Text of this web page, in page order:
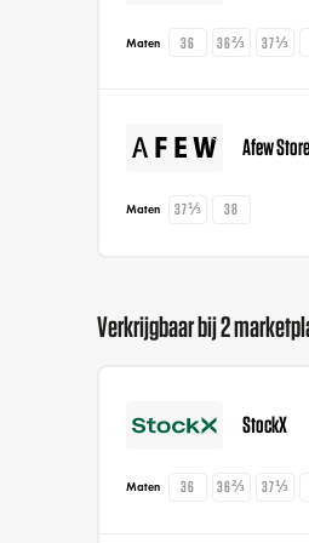
Maten 36 36⅔ 37⅓
Afew Store
Maten 37⅓ 38
Verkrijgbaar bij 2
StockX
Maten 36 36⅔ 37⅓